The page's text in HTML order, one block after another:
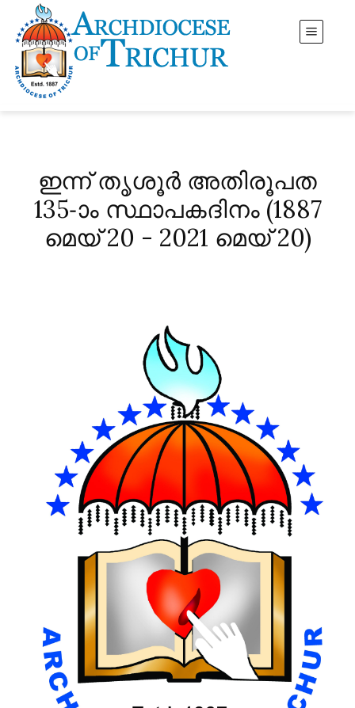
ഇന്ന് തൃശൂർ അതിരൂപത
135-ാം സ്ഥാപകദിനം (1887
മെയ് 20 - 2021 മെയ് 20)